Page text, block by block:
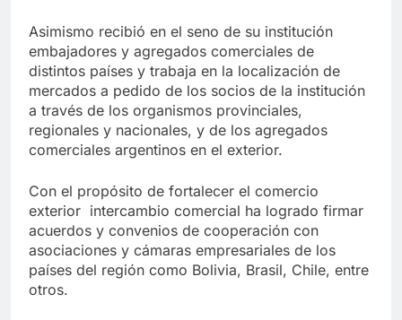
Asimismo recibió en el seno de su institución
embajadores y agregados comerciales de
distintos países y trabaja en la localización de
mercados a pedido de los socios de la institución
a través de los organismos provinciales,
regionales y nacionales, y de los agregados
comerciales argentinos en el exterior.
Con el propósito de fortalecer el comercio
exterior intercambio comercial ha logrado firmar
acuerdos y convenios de cooperación con
asociaciones y cámaras empresariales de los
países del región como Bolivia, Brasil, Chile, entre
otros.